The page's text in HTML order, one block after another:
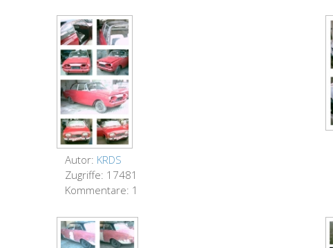
Autor: KRDS
Zugriffe: 17481
Kommentare: 1